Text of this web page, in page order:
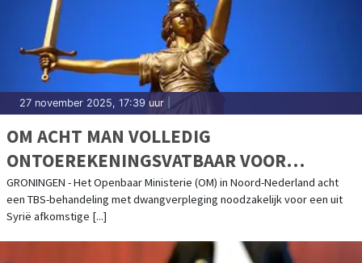
27 november 2025, 17:39 uur
OM ACHT MAN VOLLEDIG
ONTOEREKENINGSVATBAAR VOOR
POGING DOODSLAG OP AGENTEN IN
GRONINGEN
GRONINGEN - Het Openbaar Ministerie (OM) in Noord-Nederland acht
een TBS-behandeling met dwangverpleging noodzakelijk voor een uit
Syrië afkomstige [...]